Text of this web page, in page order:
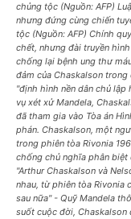
chủng tộc (Nguồn: AFP)
nhưng đứng cùng chiến
tộc (Nguồn: AFP) Chính
chết, nhưng đài truyền
chống lại bệnh ung thư
đảm của Chaskalson
"định hình nền dân chủ lập
vụ xét xử Mandela,
đã tham gia vào Tòa án
phán. Chaskalson, một
trong phiên tòa Rivonia
chống chủ nghĩa phân
"Arthur Chaskalson và
nhau, từ phiên tòa Rivonia
sau nữa" - Quỹ Mandela
suốt cuộc đời,